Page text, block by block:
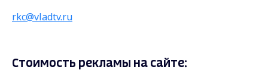
rkc@vladtv.ru
Стоимость рекламы на сайте: